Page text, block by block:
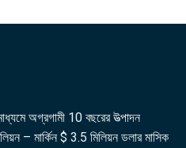
অগ্রগামী 10 বছরের উত্পাদন
– মার্কিন $ 3.5 মিলিয়ন ডলার মাসিক